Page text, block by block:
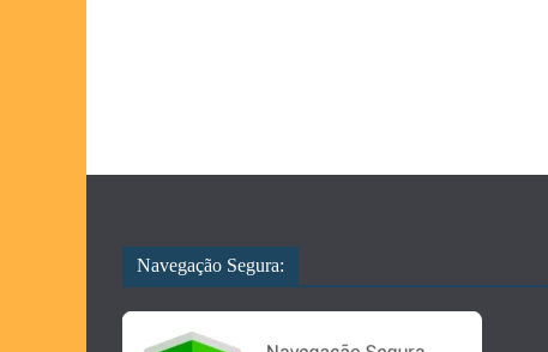
Navegação Segura: